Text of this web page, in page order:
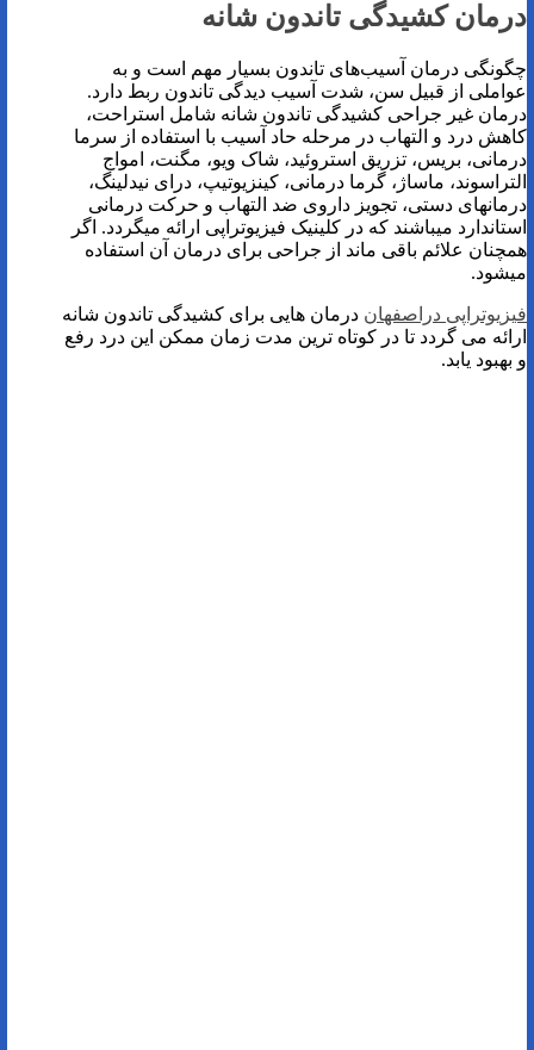
درمان کشیدگی تاندون شانه
چگونگی درمان آسیب‌های تاندون بسیار مهم است و به
عواملی از قبیل سن، شدت آسیب دیدگی تاندون ربط دارد.
درمان غیر جراحی کشیدگی تاندون شانه شامل استراحت،
کاهش درد و التهاب در مرحله حاد آسیب با استفاده از سرما
درمانی، بریس، تزریق استروئید، شاک ویو، مگنت، امواج
التراسوند، ماساژ، گرما درمانی، کینزیوتیپ، درای نیدلینگ،
درمان­های دستی، تجویز داروی ضد التهاب و حرکت درمانی
استاندارد می­باشند که در کلینیک فیزیوتراپی ارائه می­گردد. اگر
همچنان علائم باقی ماند از جراحی برای درمان آن استفاده
می­شود.
فیزیوتراپی دراصفهان درمان هایی برای کشیدگی تاندون شانه
ارائه می گردد تا در کوتاه ترین مدت زمان ممکن این درد رفع
و بهبود یابد.